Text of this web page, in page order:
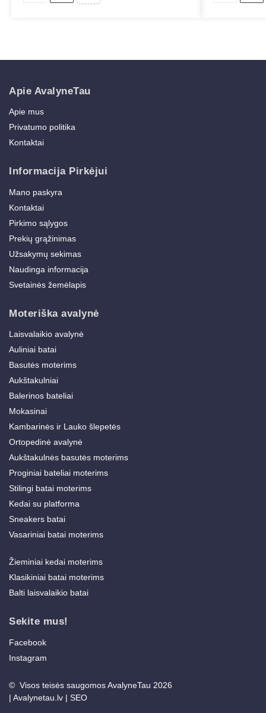
Apie AvalyneTau
Apie mus
Privatumo politika
Kontaktai
Informacija Pirkėjui
Mano paskyra
Kontaktai
Pirkimo sąlygos
Prekių grąžinimas
Užsakymų sekimas
Naudinga informacija
Svetainės žemėlapis
Moteriška avalynė
Laisvalaikio avalynė
Auliniai batai
Basutės moterims
Aukštakulniai
Balerinos bateliai
Mokasinai
Kambarinės ir Lauko šlepetės
Ortopedinė avalynė
Aukštakulnės basutės moterims
Proginiai bateliai moterims
Stilingi batai moterims
Kedai su platforma
Sneakers batai
Vasariniai batai moterims
Žieminiai kedai moterims
Klasikiniai batai moterims
Balti laisvalaikio batai
Sekite mus!
Facebook
Instagram
© Visos teisės saugomos AvalyneTau 2026
| Avalynetau.lv | SEO